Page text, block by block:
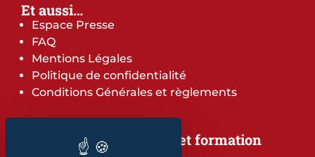
Et aussi…
Espace Presse
FAQ
Mentions Légales
Politique de confidentialité
Conditions Générales et règlements
Notre offre de services et formation